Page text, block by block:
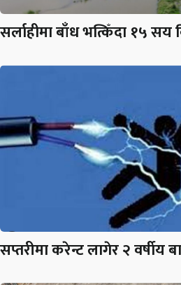
सर्लाहीमा बाँध भत्किँदा १५
सप्तरीमा करेन्ट लागेर २ वर्षीय